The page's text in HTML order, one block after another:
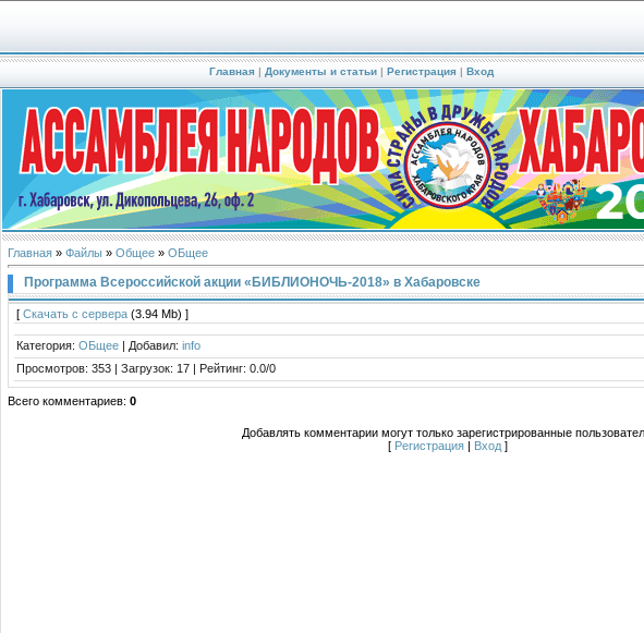
Главная| Документы и статьи| Регистрация| Вход
Главная » Файлы » Общее » ОБщее
Программа Всероссийской акции «БИБЛИОНОЧЬ-2018» в Хабаровске
[ Скачать с сервера (3.94 Mb) ]
Категория: ОБщее | Добавил: info
Просмотров: 353 | Загрузок: 17 | Рейтинг: 0.0/0
Всего комментариев: 0
Добавлять комментарии могут только зарегистрированные
[ Регистрация | Вход ]